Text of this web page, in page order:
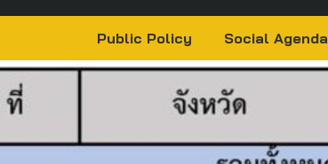
Public Policy Social Agenda